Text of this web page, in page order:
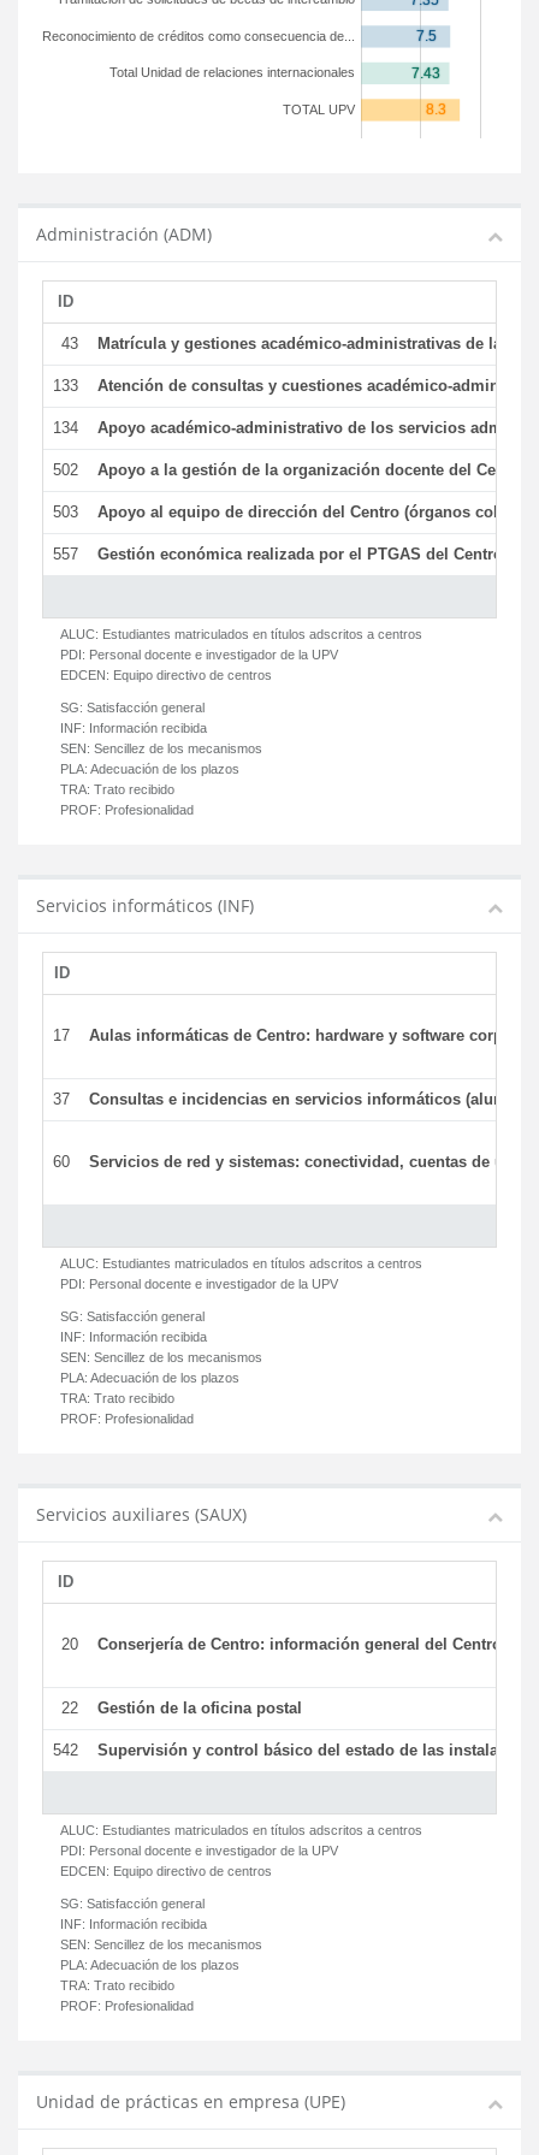
TOTAL UPV
Total Unidad de relaciones internacionales
Reconocimiento de créditos como consecuencia de...
Administración (ADM)
ID
43 Matrícula y gestiones académico-administrativas de la
133 Atención de consultas y cuestiones académico-
134 Apoyo académico-administrativo de los servicios
502 Apoyo a la gestión de la organización docente del Centro
503 Apoyo al equipo de dirección del Centro (órganos
557 Gestión económica realizada por el PTGAS del Centro
ALUC: Estudiantes matriculados en títulos adscritos a centros
PDI: Personal docente e investigador de la UPV
EDCEN: Equipo directivo de centros
SG: Satisfacción general
INF: Información recibida
SEN: Sencillez de los mecanismos
PLA: Adecuación de los plazos
TRA: Trato recibido
PROF: Profesionalidad
Servicios informáticos (INF)
ID
17 Aulas informáticas de Centro: hardware y software
37 Consultas e incidencias en servicios informáticos (alumnos)
60 Servicios de red y sistemas: conectividad, cuentas de
ALUC: Estudiantes matriculados en títulos adscritos a centros
PDI: Personal docente e investigador de la UPV
SG: Satisfacción general
INF: Información recibida
SEN: Sencillez de los mecanismos
PLA: Adecuación de los plazos
TRA: Trato recibido
PROF: Profesionalidad
Servicios auxiliares (SAUX)
ID
20 Conserjería de Centro: información general del Centro y
22 Gestión de la oficina postal
542 Supervisión y control básico del estado de las
ALUC: Estudiantes matriculados en títulos adscritos a centros
PDI: Personal docente e investigador de la UPV
EDCEN: Equipo directivo de centros
SG: Satisfacción general
INF: Información recibida
SEN: Sencillez de los mecanismos
PLA: Adecuación de los plazos
TRA: Trato recibido
PROF: Profesionalidad
Unidad de prácticas en empresa (UPE)